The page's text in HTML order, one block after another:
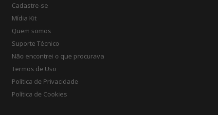
Cadastre-se
Mídia Kit
Quem somos
Suporte Técnico
Não encontrei o que procurava
Termos de Uso
Política de Privacidade
Política de Cookies